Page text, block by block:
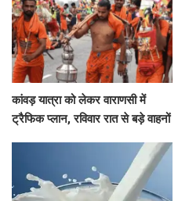
कांवड़ यात्रा को लेकर वाराणसी में
ट्रैफिक प्लान, रविवार रात से बड़े वाहनों